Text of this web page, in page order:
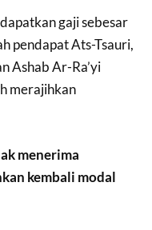
gaji sebesar
pendapat Ats-Tsauri,
Ashab Ar-Ra’yi
merajihkan
menerima
kembali modal